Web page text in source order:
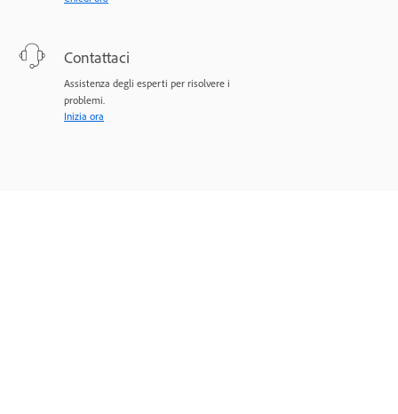
Contattaci
Assistenza degli esperti per risolvere i
problemi.
Inizia ora